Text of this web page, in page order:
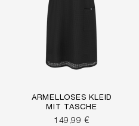
ÄRMELLOSES KLEID
MIT TASCHE
149,99 €